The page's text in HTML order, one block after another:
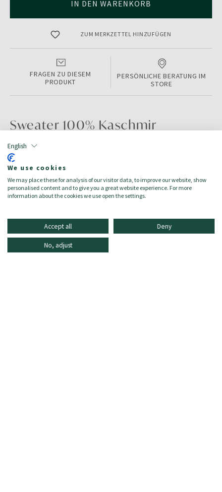
English
We use cookies
We may place these for analysis of our visitor data, to improve our website, show
personalised content and to give you a great website experience. For more
information about the cookies we use open the settings.
Accept all Deny
No, adjust
IN DEN WARENKORB
ZUM MERKZETTEL HINZUFÜGEN
FRAGEN ZU DIESEM
PRODUKT
PERSÖNLICHE BERATUNG IM
STORE
Sweater 100% Kaschmir
PRODUKTINFORMATIONEN
Color: NOUGAT MEL
Größe: XL
Zielgruppe:Herren/Uomo